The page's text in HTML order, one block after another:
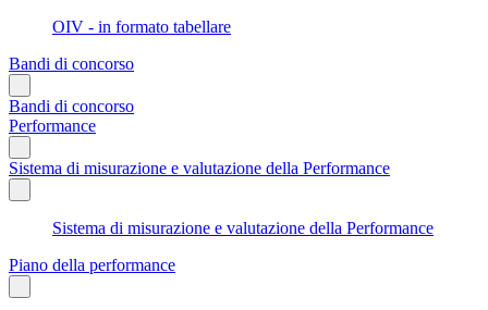
OIV - in formato tabellare
Bandi di concorso
Bandi di concorso
Performance
Sistema di misurazione e valutazione della Performance
Sistema di misurazione e valutazione della Performance
Piano della performance